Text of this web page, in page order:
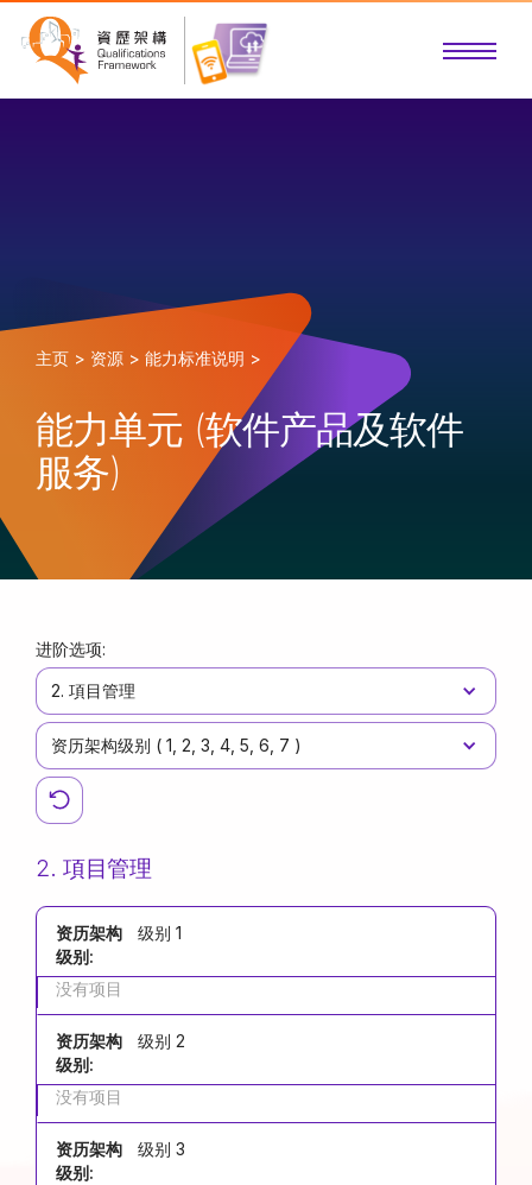
主页 > 资源 > 能力标准说明 >
能力单元 (软件产品及软件
服务)
进阶选项:
2. 項目管理
资历架构级别 ( 1 2 3 4 5 6 7 )
2. 項目管理
资历架构
级别:
级别 1
没有项目
资历架构
级别:
级别 2
没有项目
资历架构
级别:
级别 3